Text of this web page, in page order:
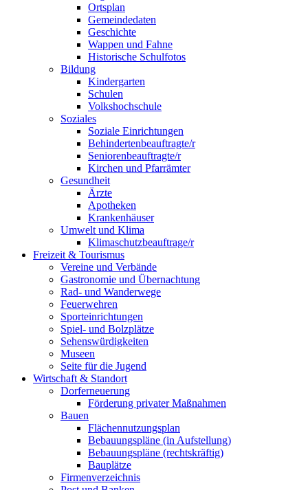
Ortsplan
Gemeindedaten
Geschichte
Wappen und Fahne
Historische Schulfotos
Bildung
Kindergarten
Schulen
Volkshochschule
Soziales
Soziale Einrichtungen
Behindertenbeauftragte/r
Seniorenbeauftragte/r
Kirchen und Pfarrämter
Gesundheit
Ärzte
Apotheken
Krankenhäuser
Umwelt und Klima
Klimaschutzbeauftrage/r
Freizeit & Tourismus
Vereine und Verbände
Gastronomie und Übernachtung
Rad- und Wanderwege
Feuerwehren
Sporteinrichtungen
Spiel- und Bolzplätze
Sehenswürdigkeiten
Museen
Seite für die Jugend
Wirtschaft & Standort
Dorferneuerung
Förderung privater Maßnahmen
Bauen
Flächennutzungsplan
Bebauungspläne (in Aufstellung)
Bebauungspläne (rechtskräftig)
Bauplätze
Firmenverzeichnis